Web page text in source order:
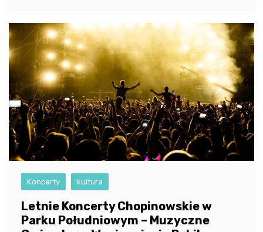
Koncerty kultura
Letnie Koncerty Chopinowskie w
Parku Południowym – Muzyczne